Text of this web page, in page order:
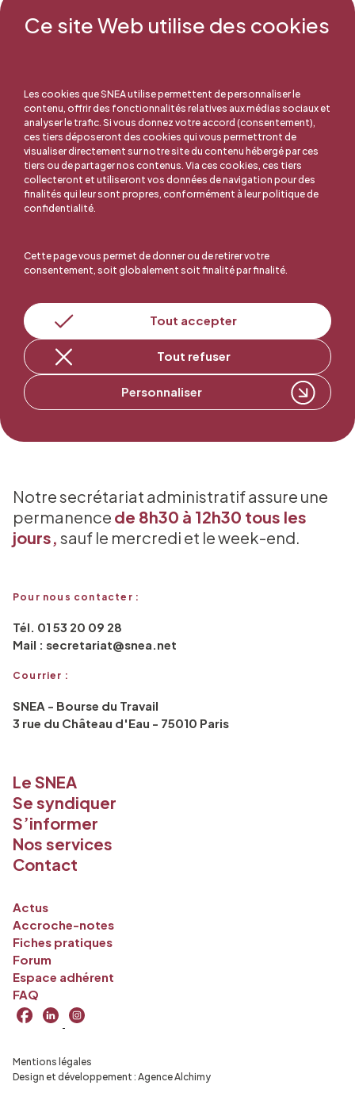
Ce site Web utilise des cookies
Les cookies que SNEA utilise permettent de personnaliser le
contenu, offrir des fonctionnalités relatives aux médias sociaux et
analyser le trafic. Si vous donnez votre accord (consentement),
ces tiers déposeront des cookies qui vous permettront de
visualiser directement sur notre site du contenu hébergé par ces
tiers ou de partager nos contenus. Via ces cookies, ces tiers
collecteront et utiliseront vos données de navigation pour des
finalités qui leur sont propres, conformément à leur politique de
confidentialité.
Cette page vous permet de donner ou de retirer votre
consentement, soit globalement soit finalité par finalité.
Tout accepter
Tout refuser
Personnaliser
En ligne, c'est facile !
Adhérer au SNEA
Notre secrétariat administratif assure une
permanence de 8h30 à 12h30 tous les
jours, sauf le mercredi et le week-end.
Pour nous contacter :
Tél. 01 53 20 09 28
Mail : secretariat@snea.net
Courrier :
SNEA - Bourse du Travail
3 rue du Château d'Eau - 75010 Paris
Le SNEA
Se syndiquer
S’informer
Nos services
Contact
Actus
Accroche-notes
Fiches pratiques
Forum
Espace adhérent
FAQ
Design et développement : Agence Alchimy
Mentions légales